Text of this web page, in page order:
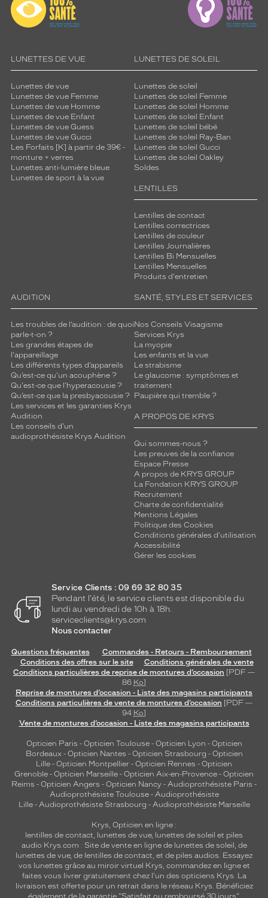
LUNETTES DE VUE
Lunettes de vue
Lunettes de vue Femme
Lunettes de vue Homme
Lunettes de vue Enfant
Lunettes de vue Guess
Lunettes de vue Gucci
Les Forfaits [K] à partir de 39€ -
monture + verres
Lunettes anti-lumière bleue
Lunettes de sport à la vue
LUNETTES DE SOLEIL
Lunettes de soleil
Lunettes de soleil Femme
Lunettes de soleil Homme
Lunettes de soleil Enfant
Lunettes de soleil bébé
Lunettes de soleil Ray-Ban
Lunettes de soleil Gucci
Lunettes de soleil Oakley
Soldes
LENTILLES
Lentilles de contact
Lentilles correctrices
Lentilles de couleur
Lentilles Journalières
Lentilles Bi Mensuelles
Lentilles Mensuelles
Produits d'entretien
AUDITION
Les troubles de l’audition : de quoi
parle-t-on ?
Les grandes étapes de
l'appareillage
Les différents types d’appareils
Qu’est-ce qu'un acouphène ?
Qu'est-ce que l'hyperacousie ?
Qu’est-ce que la presbyacousie ?
Les services et les garanties Krys
Audition
Les conseils d'un
audioprothésiste Krys Audition
SANTÉ, STYLES ET SERVICES
Nos Conseils Visagisme
Services Krys
La myopie
Les enfants et la vue
Le strabisme
Le glaucome : symptômes et
traitement
Paupière qui tremble ?
A PROPOS DE KRYS
Qui sommes-nous ?
Les preuves de la confiance
Espace Presse
A propos de KRYS GROUP
La Fondation KRYS GROUP
Recrutement
Charte de confidentialité
Mentions Légales
Politique des Cookies
Conditions générales d'utilisation
Accessibilité
Gérer les cookies
Service Clients : 09 69 32 80 35
Pendant l'été, le service clients est disponible du
lundi au vendredi de 10h à 18h.
serviceclients@krys.com
Nous contacter
Questions fréquentes
Commandes - Retours - Remboursement
Conditions des offres sur le site
Conditions générales de vente
Conditions particulières de reprise de montures d’occasion [PDF —
86 Ko]
Reprise de montures d’occasion - Liste des magasins participants
Conditions particulières de vente de montures d’occasion [PDF —
94 Ko]
Vente de montures d’occasion - Liste des magasins participants
Opticien Paris - Opticien Toulouse- Opticien Lyon - Opticien
Bordeaux- Opticien Nantes - Opticien Strasbourg - Opticien
Lille - Opticien Montpellier - Opticien Rennes - Opticien
Grenoble - Opticien Marseille - Opticien Aix-en-Provence - Opticien
Reims - Opticien Angers - Opticien Nancy - Audioprothésiste Paris -
Audioprothésiste Toulouse- Audioprothésiste
Lille- Audioprothésiste Strasbourg - Audioprothésiste Marseille
Krys, Opticien en ligne :
lentilles de contact, lunettes de vue, lunettes de soleil et piles
audio Krys.com : Site de vente en ligne de lunettes de soleil, de
lunettes de vue, de lentilles de contact, et de piles audios. Essayez
vos lunettes grâce au miroir virtuel Krys, commandez en ligne et
faites vous livrer gratuitement chez l'un des opticiens Krys. La
livraison est offerte pour un retrait dans le réseau Krys. Bénéficiez
également de la garantie "Satisfait ou remboursé 30 jours".